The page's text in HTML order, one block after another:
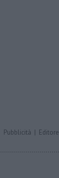
Pubblicità | Editore